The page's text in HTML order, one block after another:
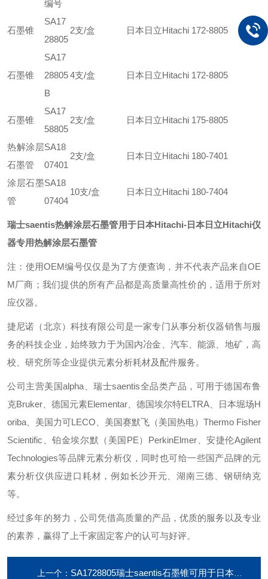
编号
石墨锥
SA17
28805
2支/盒 日本日立Hitachi 172-8805
石墨锥
SA17
28805
B
4支/盒 日本日立Hitachi 172-8805
石墨锥
SA17
58805
2支/盒 日本日立Hitachi 175-8805
热解涂层
石墨管
SA18
07401
2支/盒 日本日立Hitachi 180-7401
涂层石墨
管
SA18
07404
10支/盒 日本日立Hitachi 180-7404
瑞士saentis热解涂层石墨管用于日本Hitachi-日本日立Hitachi仪
器专用热解涂层石墨管
注：使用OEM编号仅仅是为了方便查询，并不代表产品来自OE
M厂商；我们提供的所有产品都是高质量高性价的，适用于所对
应仪器。
捷尼诺（北京）科技有限公司是一家专门从事分析仪器销售与服
务的科技企业，始终致力于为国内冶金、汽车、能源、地矿，高
校、研究所等企业提供元素分析耗材及配件服务。
公司主营美国alpha、瑞士saentis全品类产品，可用于德国布鲁
克Bruker、德国元素Elementar、德国埃尔特ELTRA、日本堀场H
oriba、美国力可LECO、美国赛默飞（美国热电）Thermo Fisher
Scientific、铂金埃尔默（美国PE）PerkinElmer、安捷伦Agilent
Technologies等品牌元素分析仪，同时也可给一些国产品牌的元
素分析仪供应进口耗材，例如长沙开元、湖南三德、钢研纳克
等。
经过多年的努力，公司凭借高质量的产品，优质的服务以及专业
的素养，赢得了上千家固定客户的认可与好评。
上一个： SA1728805瑞士saentis石墨锥可用于日本日立Hitachi